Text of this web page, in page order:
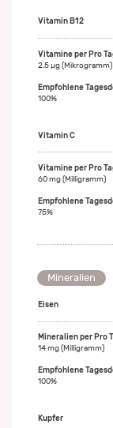
Vitamin B12
2.5 µg (Mikrogramm)
100%
Vitamin C
60 mg (Milligramm)
75%
Mineralien
Eisen
14 mg (Milligramm)
100%
Kupfer